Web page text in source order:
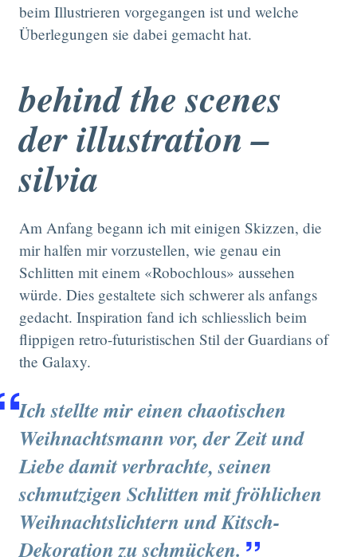
beim Illustrieren vorgegangen ist und welche
Überlegungen sie dabei gemacht hat.
behind the scenes
der illustration –
silvia
Am Anfang begann ich mit einigen Skizzen, die
mir halfen mir vorzustellen, wie genau ein
Schlitten mit einem «Robochlous» aussehen
würde. Dies gestaltete sich schwerer als anfangs
gedacht. Inspiration fand ich schliesslich beim
flippigen retro-futuristischen Stil der Guardians of
the Galaxy.
Ich stellte mir einen chaotischen
Weihnachtsmann vor, der Zeit und
Liebe damit verbrachte, seinen
schmutzigen Schlitten mit fröhlichen
Weihnachtslichtern und Kitsch-
Dekoration zu schmücken.